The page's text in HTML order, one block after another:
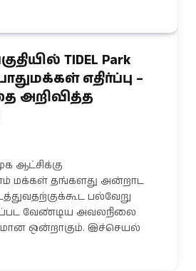
TIDEL Park
எதிர்ப்பு –
அறிவித்த
ஆட்சிக்கு
மக்கள் தங்களது அன்றாட
பல்வேறு
வேண்டிய அவலநிலை
ஒன்றாகும். இச்செயல்